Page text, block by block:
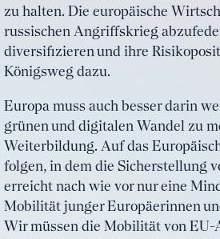
zu halten. Die europäische
russischen Angriffskrieg
diversifizieren und ihre
Königsweg dazu.
Europa muss auch besser darin
grünen und digitalen Wandel zu
Weiterbildung. Auf das
folgen, in dem die Sicherstellung
erreicht nach wie vor nur eine
Mobilität junger Europäerinnen
Wir müssen die Mobilität von